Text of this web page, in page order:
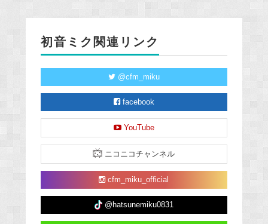
初音ミク関連リンク
@cfm_miku
facebook
YouTube
ニコニコチャンネル
cfm_miku_official
@hatsunemiku0831